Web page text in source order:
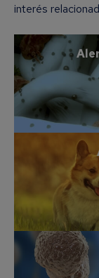
interés